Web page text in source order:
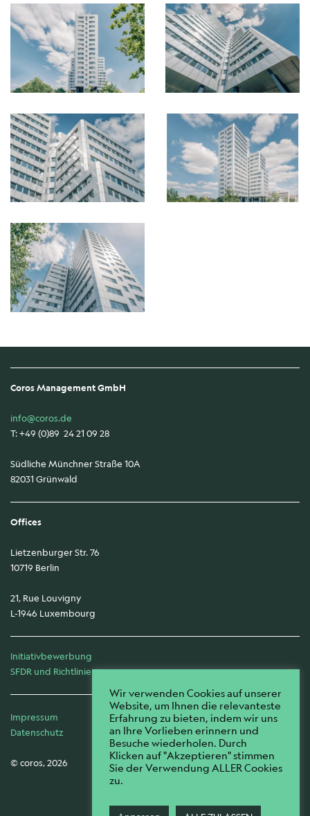
Coros Management GmbH
info@coros.de
T: +49 (0)89 24 21 09 28
Südliche Münchner Straße 10A
82031 Grünwald
Offices
Lietzenburger Str. 76
10719 Berlin
21, Rue Louvigny
L-1946 Luxembourg
Initiativbewerbung
SFDR und Richtlinien
Impressum
Datenschutz
© coros, 2026
Wir verwenden Cookies auf unserer
Website, um Ihnen die relevanteste
Erfahrung zu bieten, indem wir uns
an Ihre Vorlieben erinnern und
Besuche wiederholen. Durch
Klicken auf "Akzeptieren" stimmen
Sie der Verwendung ALLER Cookies
zu.